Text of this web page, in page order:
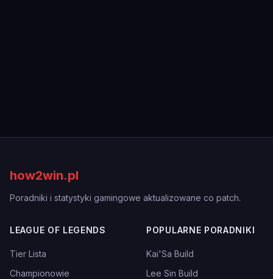
how2win.pl
Poradniki i statystyki gamingowe aktualizowane co patch.
LEAGUE OF LEGENDS
Tier Lista
Championowie
POPULARNE PORADNIKI
Kai'Sa Build
Lee Sin Build